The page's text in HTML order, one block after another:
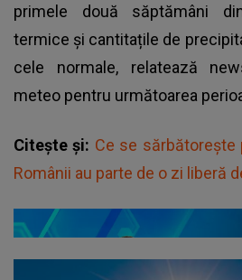
primele două săptămâni
termice și cantitațile de
cele normale, relatează
meteo pentru următoarea
Citește și: Ce se sărbătorește
Românii au parte de o zi liberă